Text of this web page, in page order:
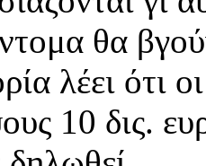
θα
λέει ότι
10 δις.